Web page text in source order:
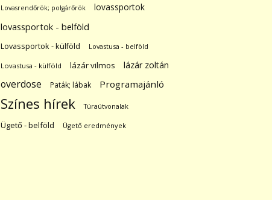
Lovasrendőrök; polgárőrök
lovassportok
lovassportok - belföld
Lovassportok - külföld Lovastusa - belföld
Lovastusa - külföld lázár vilmos lázár zoltán
overdose Paták; lábak Programajánló
Színes hírek Túraútvonalak
Ügető - belföld Ügető eredmények